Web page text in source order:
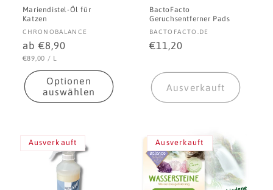
Mariendistel-Öl für
Katzen
Anbieter:
CHRONOBALANCE
Normaler
Preis
ab €8,90
STÜCKPREIS
€89,00 / PRO
L
Optionen
auswählen
BactoFacto
Geruchsentferner Pads
Anbieter:
BACTOFACTO.DE
Normaler
€11,20
Ausverkauft
Ausverkauft Ausverkauft